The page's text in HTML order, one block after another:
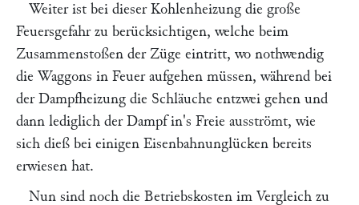
Weiter ist bei dieser Kohlenheizung die große
Feuersgefahr zu berücksichtigen, welche beim
Zusammenstoßen der Züge eintritt, wo nothwendig
die Waggons in Feuer aufgehen müssen, während bei
der Dampfheizung die Schläuche entzwei gehen und
dann lediglich der Dampf in's Freie ausströmt, wie
sich dieß bei einigen Eisenbahnunglücken bereits
erwiesen hat.
Nun sind noch die Betriebskosten im Vergleich zu